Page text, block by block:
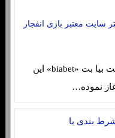
سایت معتبر بازی انفجار
آدرس ثبت نام در سایت biabet سایت بیا بت «biabet» این